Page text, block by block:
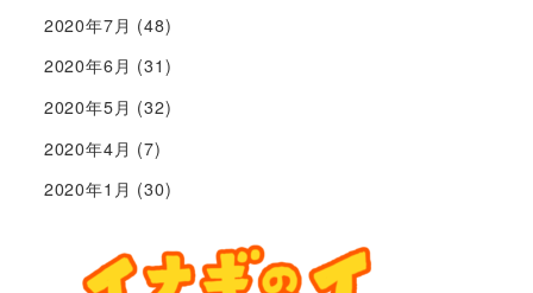
2020年7月 (48)
2020年6月 (31)
2020年5月 (32)
2020年4月 (7)
2020年1月 (30)